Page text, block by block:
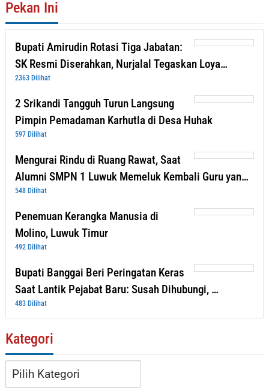
Pekan Ini
Bupati Amirudin Rotasi Tiga Jabatan:
SK Resmi Diserahkan, Nurjalal Tegaskan Loya…
2363 Dilihat
2 Srikandi Tangguh Turun Langsung
Pimpin Pemadaman Karhutla di Desa Huhak
597 Dilihat
Mengurai Rindu di Ruang Rawat, Saat
Alumni SMPN 1 Luwuk Memeluk Kembali Guru yan…
548 Dilihat
Penemuan Kerangka Manusia di
Molino, Luwuk Timur
492 Dilihat
Bupati Banggai Beri Peringatan Keras
Saat Lantik Pejabat Baru: Susah Dihubungi, …
483 Dilihat
Kategori
Kategori